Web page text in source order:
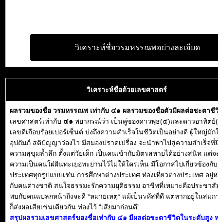
วิเคราะห์ชื่อวรมหรรณพอย่างละเอียด
วิเคราะห์ชื่อด้วยเลขศาสตร์
ผลรวมของชื่อ วรมหรรณพ เท่ากับ ๔๑ ผลรวมของชื่อตัวมีผลต่อชะตาชี
เลขศาสตร์เท่ากับ ๔๑ พยากรณ์ว่า เป็นคู่ของดาวพุธ(๔)และดาวอาทิตย์
เลขดีเกือบร้อยเปอร์เซ็นต์ บ่งถึงความสำเร็จในชีวิตเป็นอย่างดี ผู้ใหญ่มัก
อุปถัมภ์ สติปัญญาว่องไว มีสมองปราดเปรื่อง จะนำพาไปสู่ความสำเร็จที่
ความสุขุมล้ำลึก ตั้งแต่วัยเด็ก เป็นคนเข้ากับมิตรสหายได้อย่างสนิท แต่
ความเป็นคนใฝ่ฝันทะเยอทะยานไว้ไม่ให้ใครเห็น มีโอกาสไปเกี่ยวข้องกั
ประเทศทุกรูปแบบเช่น การศึกษาต่างประเทศ ท่องเที่ยวต่างประเทศ อยู่
กับคนต่างชาติ สนใจธรรมะรักความยุติธรรม อาชีพที่เหมาะคือประชา
พบกับคนแปลกหน้าถึงจะดี *หมายเหตุ* แม้เป็นรหัสที่ดี แต่หากอยู่ในสมก
ก็ส่งผลเสียเช่นเดียวกัน ท่องไว้ “เสียมาก่อนดี”
สรุปผลรวมเลขศาสตร์ของชื่อเท่ากับ ๔๑ มีผลต่อชะตาชีวิตในระดับสูง